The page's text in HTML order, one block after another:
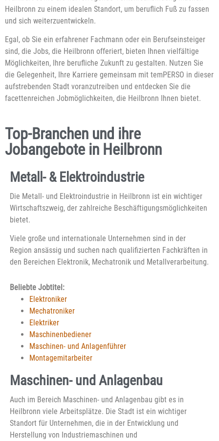
Heilbronn zu einem idealen Standort, um beruflich Fuß zu fassen
und sich weiterzuentwickeln.
Egal, ob Sie ein erfahrener Fachmann oder ein Berufseinsteiger
sind, die Jobs, die Heilbronn offeriert, bieten Ihnen vielfältige
Möglichkeiten, Ihre berufliche Zukunft zu gestalten. Nutzen Sie
die Gelegenheit, Ihre Karriere gemeinsam mit temPERSO in dieser
aufstrebenden Stadt voranzutreiben und entdecken Sie die
facettenreichen Jobmöglichkeiten, die Heilbronn Ihnen bietet.
Top-Branchen und ihre
Jobangebote in Heilbronn
Metall- & Elektroindustrie
Die Metall- und Elektroindustrie in Heilbronn ist ein wichtiger
Wirtschaftszweig, der zahlreiche Beschäftigungsmöglichkeiten
bietet.
Viele große und internationale Unternehmen sind in der
Region ansässig und suchen nach qualifizierten Fachkräften in
den Bereichen Elektronik, Mechatronik und Metallverarbeitung.
Beliebte Jobtitel:
Elektroniker
Mechatroniker
Elektriker
Maschinenbediener
Maschinen- und Anlagenführer
Montagemitarbeiter
Maschinen- und Anlagenbau
Auch im Bereich Maschinen- und Anlagenbau gibt es in
Heilbronn viele Arbeitsplätze. Die Stadt ist ein wichtiger
Standort für Unternehmen, die in der Entwicklung und
Herstellung von Industriemaschinen und